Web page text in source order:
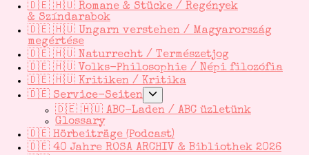
🇩🇪 🇭🇺 Romane & Stücke / Regények
& Színdarabok
🇩🇪 🇭🇺 Ungarn verstehen / Magyarország
megértése
🇩🇪 🇭🇺 Naturrecht / Természetjog
🇩🇪 🇭🇺 Volks-Philosophie / Népi filozófia
🇩🇪 🇭🇺 Kritiken / Kritika
🇩🇪 Service-Seiten
anzeigen
🇩🇪 🇭🇺 ABC-Laden / ABC üzletünk
Glossary
🇩🇪 Hörbeiträge (Podcast)
🇩🇪 40 Jahre ROSA ARCHIV & Bibliothek 2026